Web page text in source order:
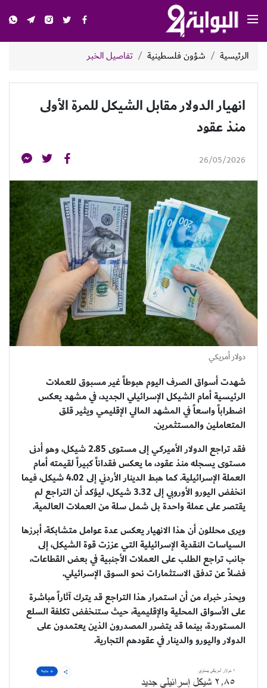
الرئيسية شؤون فلسطينية تفاصيل الخبر
انهيار الدولار مقابل الشيكل للمرة الأولى
منذ عقود
26/05/2026
دولار أمريكي
شهدت أسواق الصرف اليوم هبوطاً غير مسبوق للعملات
الرئيسية أمام الشيكل الإسرائيلي الجديد، في مشهد يعكس
اضطراباً واسعاً في المشهد المالي الإقليمي ويثير قلق
المتعاملين والمستثمرين.
فقد تراجع الدولار الأميركي إلى مستوى 2.85 شيكل، وهو أدنى
مستوى يسجله منذ عقود، ما يعكس فقداناً كبيراً لقيمته أمام
العملة الإسرائيلية. كما هبط الدينار الأردني إلى 4.02 شيكل، فيما
انخفض اليورو الأوروبي إلى 3.32 شيكل، ليؤكد أن التراجع لم
يقتصر على عملة واحدة بل شمل سلة من العملات العالمية.
ويرى محللون أن هذا الانهيار يعكس عدة عوامل متشابكة، أبرزها
السياسات النقدية الإسرائيلية التي عززت قوة الشيكل، إلى
جانب تراجع الطلب على العملات الأجنبية في بعض القطاعات،
فضلاً عن تدفق الاستثمارات نحو السوق الإسرائيلي.
ويحذر خبراء من أن استمرار هذا التراجع قد يترك آثاراً مباشرة
على الأسواق المحلية والإقليمية، حيث ستنخفض تكلفة السلع
المستوردة، بينما قد يتضرر المصدرون الذين يعتمدون على
الدولار واليورو والدينار في عقودهم التجارية.